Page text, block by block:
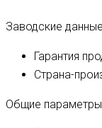
Заводские данные
Гарантия
Страна-
Общие параметры